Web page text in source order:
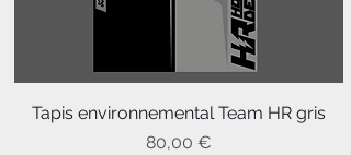
Tapis environnemental Team HR gris
Prix
80,00 €